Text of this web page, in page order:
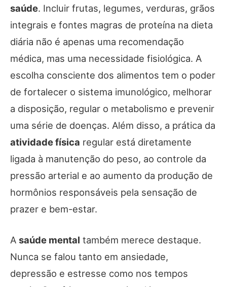
saúde. Incluir frutas, legumes, verduras, grãos
integrais e fontes magras de proteína na dieta
diária não é apenas uma recomendação
médica, mas uma necessidade fisiológica. A
escolha consciente dos alimentos tem o poder
de fortalecer o sistema imunológico, melhorar
a disposição, regular o metabolismo e prevenir
uma série de doenças. Além disso, a prática da
atividade física regular está diretamente
ligada à manutenção do peso, ao controle da
pressão arterial e ao aumento da produção de
hormônios responsáveis pela sensação de
prazer e bem-estar.
A saúde mental também merece destaque.
Nunca se falou tanto em ansiedade,
depressão e estresse como nos tempos